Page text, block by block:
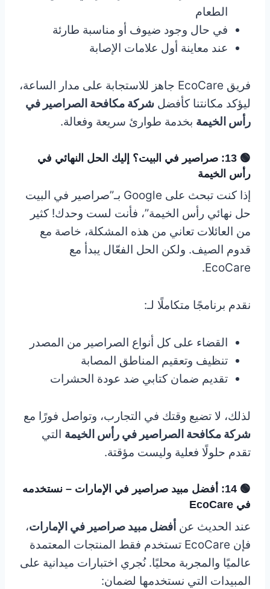
الطعام
في حال وجود ضيوف أو مناسبة طارئة
عند معاينة أول علامات الإصابة
فريق EcoCare جاهز للاستجابة على مدار الساعة،
ليؤكد مكانتنا كأفضل شركة مكافحة الصراصير في
رأس الخيمة بخدمة طوارئ سريعة وفعالة.
🟢 13: صراصير في البيت؟ إليك الحل النهائي في
رأس الخيمة
إذا كنت تبحث على Google بـ”صراصير في البيت
حل نهائي رأس الخيمة”، فأنت لست وحدك! كثير
من العائلات تعاني من هذه المشكلة، خاصة مع
قدوم الصيف. ولكن الحل الفعّال يبدأ مع
EcoCare.
نقدم برنامجًا متكاملًا لـ:
القضاء على كل أنواع الصراصير من المصدر
تنظيف وتعقيم المناطق المصابة
تقديم ضمان كتابي ضد عودة الحشرات
لذلك، لا تضيع وقتك في التجارب، وتواصل فورًا مع
شركة مكافحة الصراصير في رأس الخيمة التي
تقدم حلولًا فعلية وليست مؤقتة.
🟢 14: أفضل مبيد صراصير في الإمارات – نستخدمه
في EcoCare
عند الحديث عن أفضل مبيد صراصير في الإمارات،
فإن EcoCare تستخدم فقط المنتجات المعتمدة
عالميًا والمجربة محليًا. نُجري اختبارات ميدانية على
المبيدات التي نستخدمها لضمان: